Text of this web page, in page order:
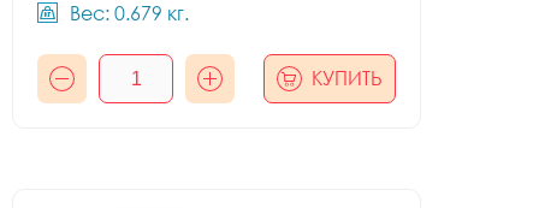
Вес: 0.679 кг.
КУПИТЬ